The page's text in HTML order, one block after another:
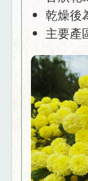
乾燥後
主要產